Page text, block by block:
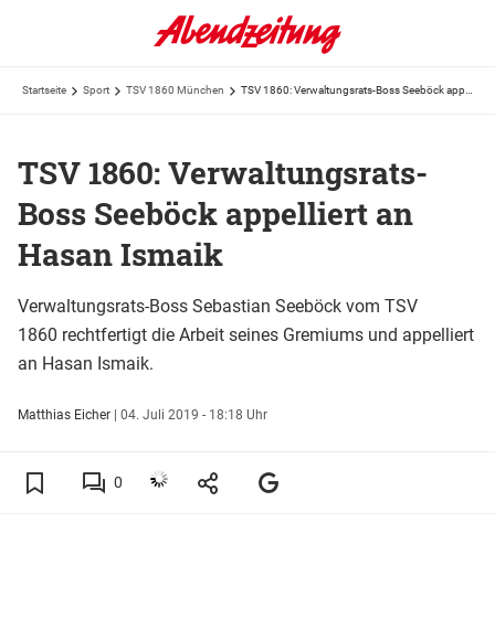
Startseite Sport TSV 1860 München
TSV 1860: Verwaltungsrats-
Boss Seeböck appelliert an
Hasan Ismaik
Verwaltungsrats-Boss Sebastian Seeböck vom TSV
1860 rechtfertigt die Arbeit seines Gremiums und appelliert
an Hasan Ismaik.
Matthias Eicher | 04. Juli 2019 - 18:18 Uhr
0